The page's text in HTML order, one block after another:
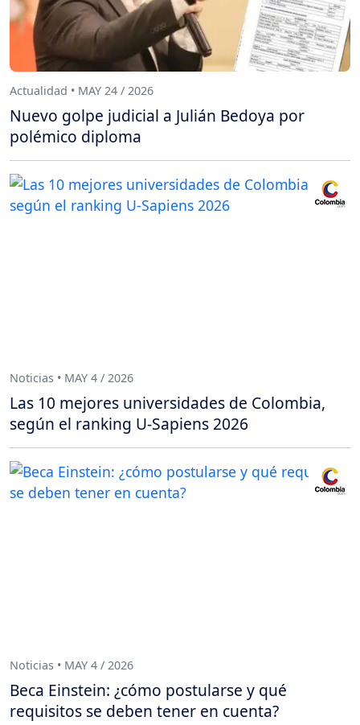
Actualidad • MAY 24 / 2026
Nuevo golpe judicial a Julián Bedoya por
polémico diploma
Noticias • MAY 4 / 2026
Las 10 mejores universidades de Colombia,
según el ranking U-Sapiens 2026
Noticias • MAY 4 / 2026
Beca Einstein: ¿cómo postularse y qué
requisitos se deben tener en cuenta?